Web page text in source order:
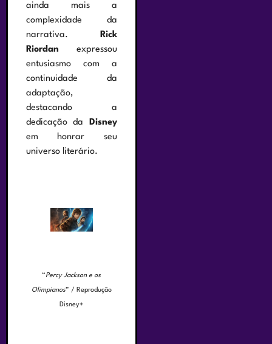
ainda mais a
complexidade da
narrativa.
Rick
Riordan expressou
entusiasmo com a
continuidade da
adaptação,
destacando a
dedicação da
Disney
em honrar seu
universo literário.
“Percy Jackson e os
Olimpianos” / Reprodução
Disney+